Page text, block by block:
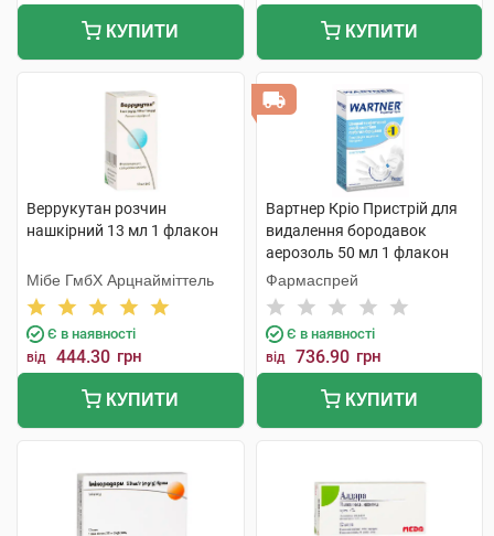
КУПИТИ КУПИТИ
Веррукутан розчин
нашкірний 13 мл 1 флакон
Мібе ГмбХ Арцнайміттель
Є в наявності
від 444.30 грн
КУПИТИ
Вартнер Кріо Пристрій для
видалення бородавок
аерозоль 50 мл 1 флакон
Фармаспрей
Є в наявності
від 736.90 грн
КУПИТИ